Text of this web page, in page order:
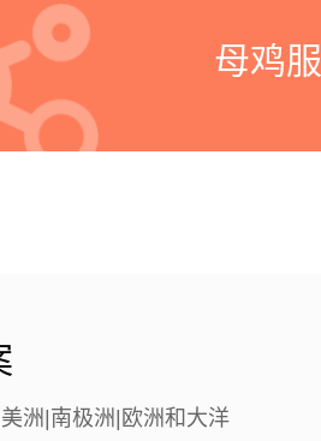
母鸡
洲|南极洲|欧洲和大洋